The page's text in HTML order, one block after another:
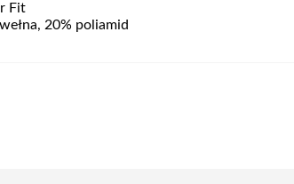
Fit
20% poliamid